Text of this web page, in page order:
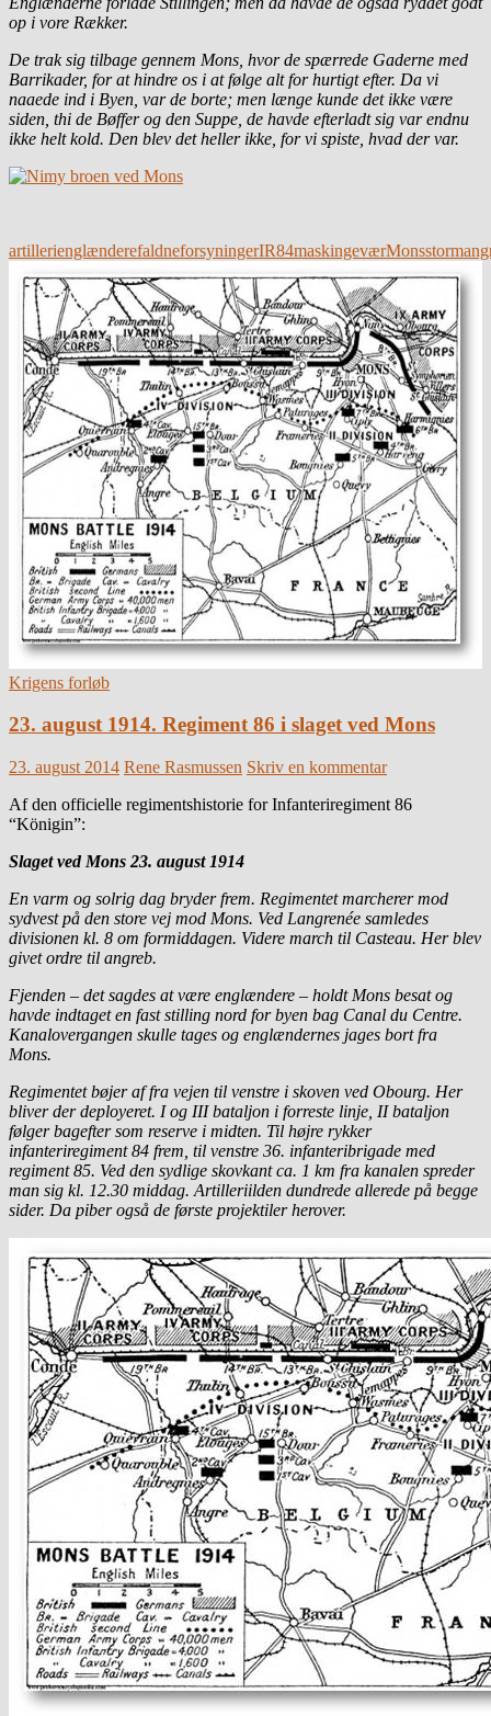
op i vore Rækker.
De trak sig tilbage gennem Mons, hvor de spærrede Gaderne med
Barrikader, for at hindre os i at følge alt for hurtigt efter. Da vi
naaede ind i Byen, var de borte; men længe kunde det ikke være
siden, thi de Bøffer og den Suppe, de havde efterladt sig var endnu
ikke helt kold. Den blev det heller ikke, for vi spiste, hvad der var.
artillerienglænderefaldneforsyningerIR84maskingeværMons
Krigens forløb
23. august 1914. Regiment 86 i slaget ved Mons
23. august 2014 Rene Rasmussen Skriv en kommentar
Af den officielle regimentshistorie for Infanteriregiment 86
“Königin”:
Slaget ved Mons 23. august 1914
En varm og solrig dag bryder frem. Regimentet marcherer mod
sydvest på den store vej mod Mons. Ved Langrenée samledes
divisionen kl. 8 om formiddagen. Videre march til Casteau. Her blev
givet ordre til angreb.
Fjenden – det sagdes at være englændere – holdt Mons besat og
havde indtaget en fast stilling nord for byen bag Canal du Centre.
Kanalovergangen skulle tages og englændernes jages bort fra
Mons.
Regimentet bøjer af fra vejen til venstre i skoven ved Obourg. Her
bliver der deployeret. I og III bataljon i forreste linje, II bataljon
følger bagefter som reserve i midten. Til højre rykker
infanteriregiment 84 frem, til venstre 36. infanteribrigade med
regiment 85. Ved den sydlige skovkant ca. 1 km fra kanalen spreder
man sig kl. 12.30 middag. Artilleriilden dundrede allerede på begge
sider. Da piber også de første projektiler herover.